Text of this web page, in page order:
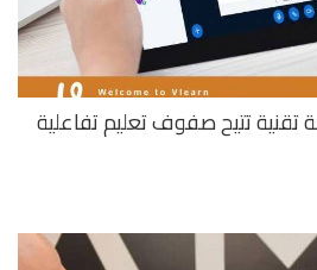
تتيح صفوف تعليم تفاعلية